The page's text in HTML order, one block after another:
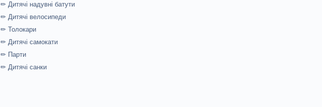
✏ Дитячі надувні батути
✏ Дитячі велосипеди
✏ Толокари
✏ Дитячі самокати
✏ Парти
✏ Дитячі санки